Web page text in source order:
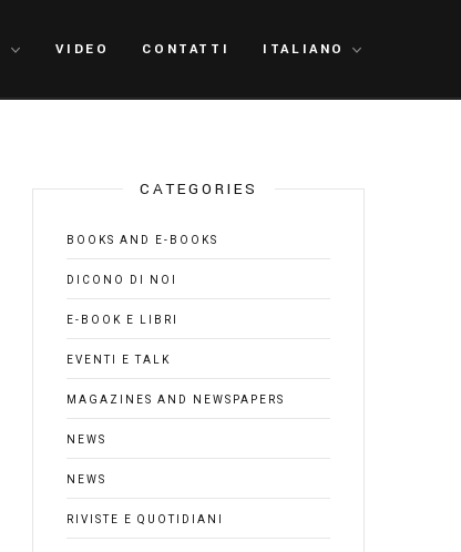
VIDEO CONTATTI ITALIANO
CATEGORIES
BOOKS AND E-BOOKS
DICONO DI NOI
E-BOOK E LIBRI
EVENTI E TALK
MAGAZINES AND NEWSPAPERS
NEWS
NEWS
RIVISTE E QUOTIDIANI